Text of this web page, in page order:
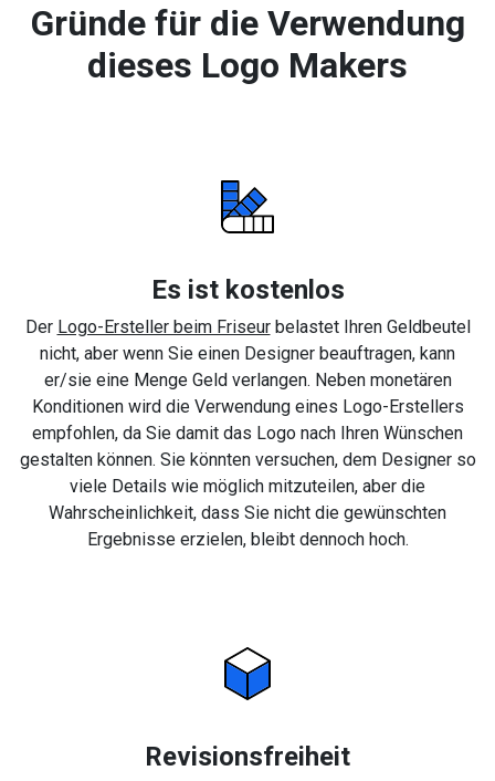
Gründe für die Verwendung
dieses Logo Makers
Es ist kostenlos
Der Logo-Ersteller beim Friseurbelastet Ihren Geldbeutel
nicht, aber wenn Sie einen Designer beauftragen, kann
er/sie eine Menge Geld verlangen. Neben monetären
Konditionen wird die Verwendung eines Logo-Erstellers
empfohlen, da Sie damit das Logo nach Ihren Wünschen
gestalten können. Sie könnten versuchen, dem Designer so
viele Details wie möglich mitzuteilen, aber die
Wahrscheinlichkeit, dass Sie nicht die gewünschten
Ergebnisse erzielen, bleibt dennoch hoch.
Revisionsfreiheit